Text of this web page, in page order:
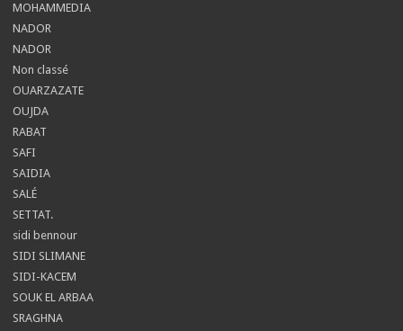
MOHAMMEDIA
NADOR
NADOR
Non classé
OUARZAZATE
OUJDA
RABAT
SAFI
SAIDIA
SALÉ
SETTAT.
sidi bennour
SIDI SLIMANE
SIDI-KACEM
SOUK EL ARBAA
SRAGHNA